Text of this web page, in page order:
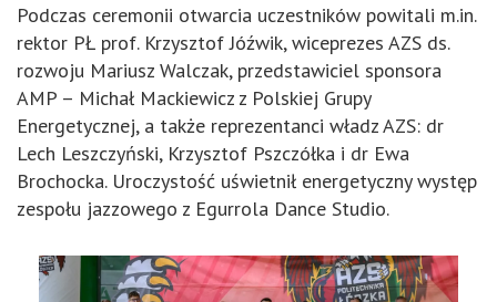
Podczas ceremonii otwarcia uczestników powitali m.in.
rektor PŁ prof. Krzysztof Jóźwik, wiceprezes AZS ds.
rozwoju Mariusz Walczak, przedstawiciel sponsora
AMP – Michał Mackiewicz z Polskiej Grupy
Energetycznej, a także reprezentanci władz AZS: dr
Lech Leszczyński, Krzysztof Pszczółka i dr Ewa
Brochocka. Uroczystość uświetnił energetyczny występ
zespołu jazzowego z Egurrola Dance Studio.